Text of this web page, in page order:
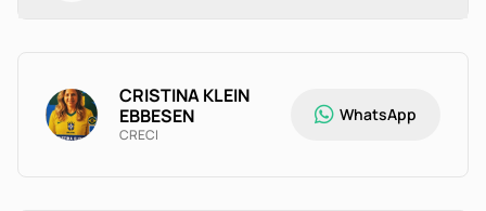
CRISTINA KLEIN
EBBESEN
CRECI
WhatsApp